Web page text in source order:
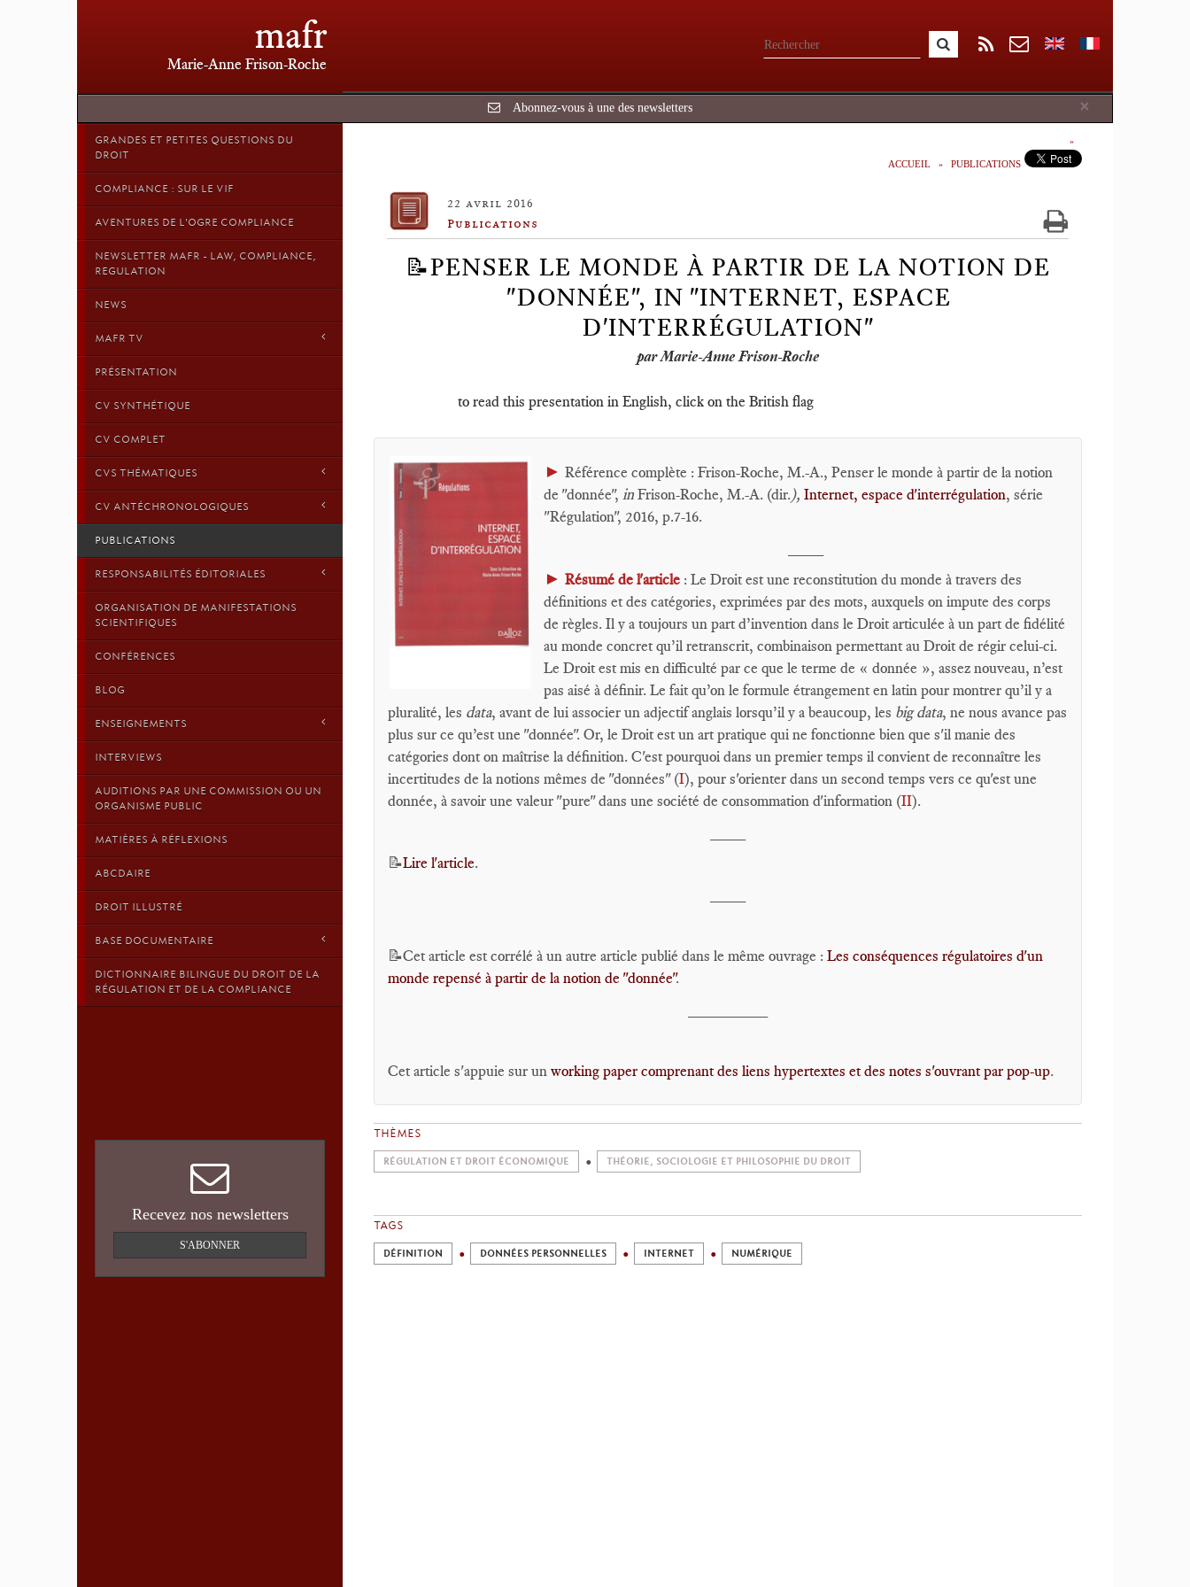
mafr
Marie-Anne Frison-Roche
×
Abonnez-vous à une des newsletters
GRANDES ET PETITES QUESTIONS DU
DROIT
COMPLIANCE : SUR LE VIF
AVENTURES DE L'OGRE COMPLIANCE
NEWSLETTER MAFR - LAW, COMPLIANCE,
REGULATION
NEWS
MAFR TV
PRÉSENTATION
CV SYNTHÉTIQUE
CV COMPLET
CVS THÉMATIQUES
CV ANTÉCHRONOLOGIQUES
PUBLICATIONS
RESPONSABILITÉS ÉDITORIALES
ORGANISATION DE MANIFESTATIONS
SCIENTIFIQUES
CONFÉRENCES
BLOG
ENSEIGNEMENTS
INTERVIEWS
AUDITIONS PAR UNE COMMISSION OU UN
ORGANISME PUBLIC
MATIÈRES À RÉFLEXIONS
ABCDAIRE
DROIT ILLUSTRÉ
BASE DOCUMENTAIRE
DICTIONNAIRE BILINGUE DU DROIT DE LA
RÉGULATION ET DE LA COMPLIANCE
Recevez nos newsletters
S'ABONNER
ACCUEIL PUBLICATIONS
22 avril 2016
Publications
📝PENSER LE MONDE À PARTIR DE LA NOTION DE
"DONNÉE", IN "INTERNET, ESPACE
D'INTERRÉGULATION"
par Marie-Anne Frison-Roche
to read this presentation in English, click on the British flag
► Référence complète : Frison-Roche, M.-A., Penser le monde à partir de la notion
de "donnée", in Frison-Roche, M.-A. (dir. ), Internet, espace d'interrégulation, série
"Régulation", 2016, p.7-16.
► Résumé de l'article : Le Droit est une reconstitution du monde à travers des
définitions et des catégories, exprimées par des mots, auxquels on impute des corps
de règles. Il y a toujours un part d’invention dans le Droit articulée à un part de fidélité
au monde concret qu’il retranscrit, combinaison permettant au Droit de régir celui-ci.
Le Droit est mis en difficulté par ce que le terme de « donnée », assez nouveau, n’est
pas aisé à définir. Le fait qu’on le formule étrangement en latin pour montrer qu’il y a
pluralité, les data, avant de lui associer un adjectif anglais lorsqu’il y a beaucoup, les big data, ne nous avance pas
plus sur ce qu’est une "donnée". Or, le Droit est un art pratique qui ne fonctionne bien que s'il manie des
catégories dont on maîtrise la définition. C'est pourquoi dans un premier temps il convient de reconnaître les
incertitudes de la notions mêmes de "données" (I), pour s'orienter dans un second temps vers ce qu'est une
donnée, à savoir une valeur "pure" dans une société de consommation d'information (II).
📝Lire l'article.
📝Cet article est corrélé à un autre article publié dans le même ouvrage : Les conséquences régulatoires d'un
monde repensé à partir de la notion de "donnée".
Cet article s'appuie sur un working paper comprenant des liens hypertextes et des notes s'ouvrant par pop-up.
THÈMES
RÉGULATION ET DROIT ÉCONOMIQUE THÉORIE, SOCIOLOGIE ET PHILOSOPHIE DU DROIT
TAGS
DÉFINITION DONNÉES PERSONNELLES INTERNET NUMÉRIQUE